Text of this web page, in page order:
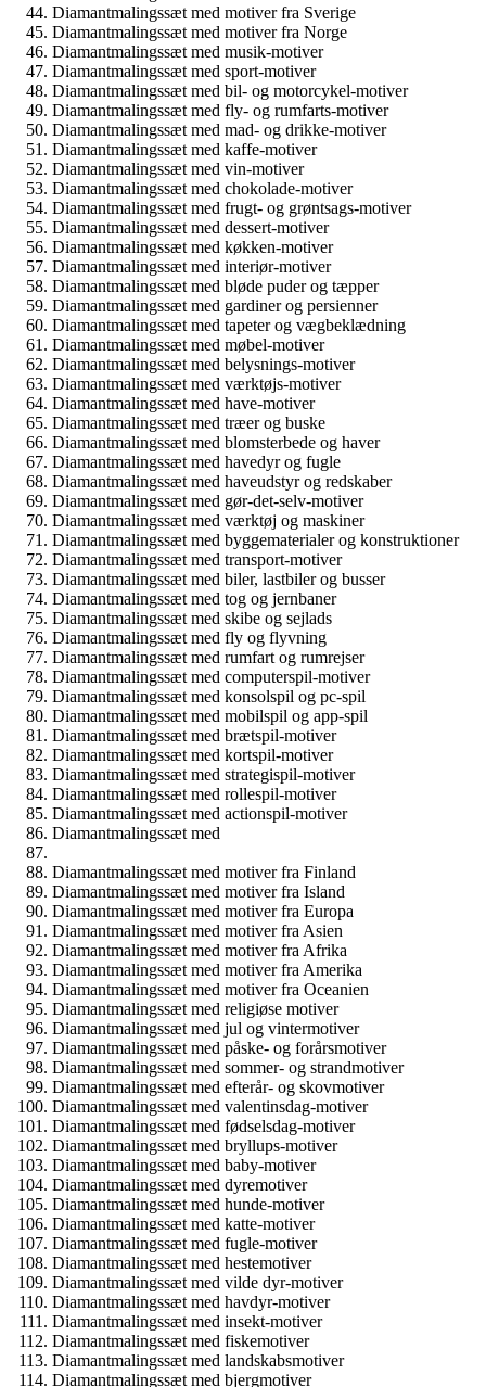
Diamantmalingssæt med motiver fra Sverige
Diamantmalingssæt med motiver fra Norge
Diamantmalingssæt med musik-motiver
Diamantmalingssæt med sport-motiver
Diamantmalingssæt med bil- og motorcykel-motiver
Diamantmalingssæt med fly- og rumfarts-motiver
Diamantmalingssæt med mad- og drikke-motiver
Diamantmalingssæt med kaffe-motiver
Diamantmalingssæt med vin-motiver
Diamantmalingssæt med chokolade-motiver
Diamantmalingssæt med frugt- og grøntsags-motiver
Diamantmalingssæt med dessert-motiver
Diamantmalingssæt med køkken-motiver
Diamantmalingssæt med interiør-motiver
Diamantmalingssæt med bløde puder og tæpper
Diamantmalingssæt med gardiner og persienner
Diamantmalingssæt med tapeter og vægbeklædning
Diamantmalingssæt med møbel-motiver
Diamantmalingssæt med belysnings-motiver
Diamantmalingssæt med værktøjs-motiver
Diamantmalingssæt med have-motiver
Diamantmalingssæt med træer og buske
Diamantmalingssæt med blomsterbede og haver
Diamantmalingssæt med havedyr og fugle
Diamantmalingssæt med haveudstyr og redskaber
Diamantmalingssæt med gør-det-selv-motiver
Diamantmalingssæt med værktøj og maskiner
Diamantmalingssæt med byggematerialer og konstruktioner
Diamantmalingssæt med transport-motiver
Diamantmalingssæt med biler, lastbiler og busser
Diamantmalingssæt med tog og jernbaner
Diamantmalingssæt med skibe og sejlads
Diamantmalingssæt med fly og flyvning
Diamantmalingssæt med rumfart og rumrejser
Diamantmalingssæt med computerspil-motiver
Diamantmalingssæt med konsolspil og pc-spil
Diamantmalingssæt med mobilspil og app-spil
Diamantmalingssæt med brætspil-motiver
Diamantmalingssæt med kortspil-motiver
Diamantmalingssæt med strategispil-motiver
Diamantmalingssæt med rollespil-motiver
Diamantmalingssæt med actionspil-motiver
Diamantmalingssæt med
Diamantmalingssæt med motiver fra Finland
Diamantmalingssæt med motiver fra Island
Diamantmalingssæt med motiver fra Europa
Diamantmalingssæt med motiver fra Asien
Diamantmalingssæt med motiver fra Afrika
Diamantmalingssæt med motiver fra Amerika
Diamantmalingssæt med motiver fra Oceanien
Diamantmalingssæt med religiøse motiver
Diamantmalingssæt med jul og vintermotiver
Diamantmalingssæt med påske- og forårsmotiver
Diamantmalingssæt med sommer- og strandmotiver
Diamantmalingssæt med efterår- og skovmotiver
Diamantmalingssæt med valentinsdag-motiver
Diamantmalingssæt med fødselsdag-motiver
Diamantmalingssæt med bryllups-motiver
Diamantmalingssæt med baby-motiver
Diamantmalingssæt med dyremotiver
Diamantmalingssæt med hunde-motiver
Diamantmalingssæt med katte-motiver
Diamantmalingssæt med fugle-motiver
Diamantmalingssæt med hestemotiver
Diamantmalingssæt med vilde dyr-motiver
Diamantmalingssæt med havdyr-motiver
Diamantmalingssæt med insekt-motiver
Diamantmalingssæt med fiskemotiver
Diamantmalingssæt med landskabsmotiver
Diamantmalingssæt med bjergmotiver